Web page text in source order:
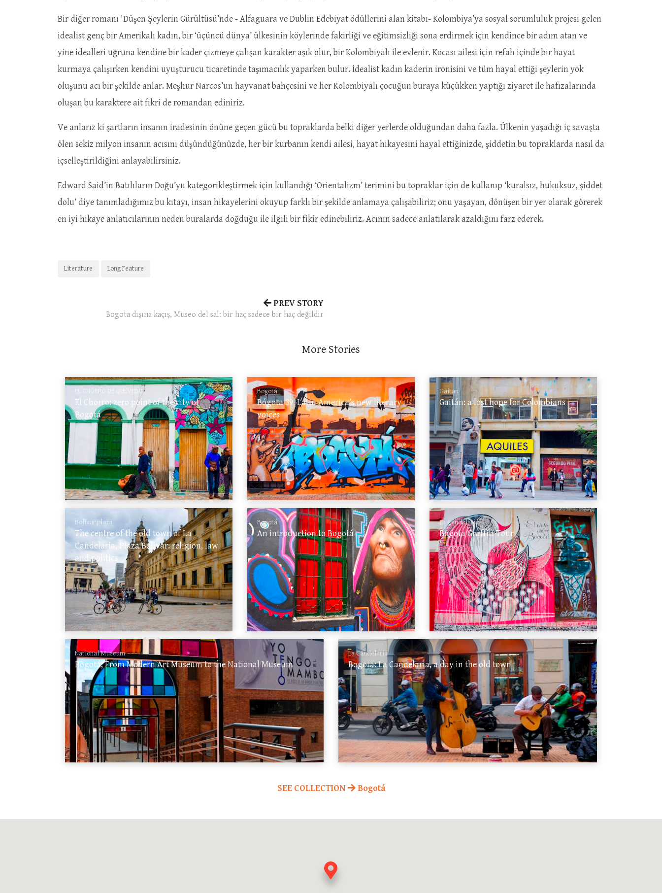
Bir diğer romanı 'Düşen Şeylerin Gürültüsü’nde - Alfaguara ve Dublin Edebiyat ödüllerini alan kitabı- Kolombiya’ya sosyal sorumluluk projesi gelen
idealist genç bir Amerikalı kadın, bir ‘üçüncü dünya’ ülkesinin köylerinde fakirliği ve eğitimsizliği sona erdirmek için kendince bir adım atan ve
yine idealleri uğruna kendine bir kader çizmeye çalışan karakter aşık olur, bir Kolombiyalı ile evlenir. Kocası ailesi için refah içinde bir hayat
kurmaya çalışırken kendini uyuşturucu ticaretinde taşımacılık yaparken bulur. İdealist kadın kaderin ironisini ve tüm hayal ettiği şeylerin yok
oluşunu acı bir şekilde anlar. Meşhur Narcos’un hayvanat bahçesini ve her Kolombiyalı çocuğun buraya küçükken yaptığı ziyaret ile hafızalarında
oluşan bu karaktere ait fikri de romandan ediniriz.
Ve anlarız ki şartların insanın iradesinin önüne geçen gücü bu topraklarda belki diğer yerlerde olduğundan daha fazla. Ülkenin yaşadığı iç savaşta
ölen sekiz milyon insanın acısını düşündüğünüzde, her bir kurbanın kendi ailesi, hayat hikayesini hayal ettiğinizde, şiddetin bu topraklarda nasıl da
içselleştirildiğini anlayabilirsiniz.
Edward Said’in Batılıların Doğu’yu kategorikleştirmek için kullandığı ‘Orientalizm’ terimini bu topraklar için de kullanıp ‘kuralsız, hukuksuz, şiddet
dolu’ diye tanımladığımız bu kıtayı, insan hikayelerini okuyup farklı bir şekilde anlamaya çalışabiliriz; onu yaşayan, dönüşen bir yer olarak görerek
en iyi hikaye anlatıcılarının neden buralarda doğduğu ile ilgili bir fikir edinebiliriz. Acının sadece anlatılarak azaldığını farz ederek.
Literature Long Feature
PREV STORY
Bogota dışına kaçış, Museo del sal: bir haç sadece bir haç değildir
More Stories
EL CHORRO DE QUEVEDO
El Chorro: zero point of the city of
Bogotá
Bogotá
Bógota 39, Latin America’s new literary
voices
Gaitan
Gaitán: a lost hope for Colombians
Bolivar plaza
The centre of the old town of La
Candelaria, Plaza Bolivar: religion, law
and politics
Bogotá
An introduction to Bogotá
La Candelaria
Bogota Graffiti Tour
National Museum
Bogotá, From Modern Art Museum to the National Museum
La Candelaria
Bogota: La Candelaria, a day in the old town
SEE COLLECTION Bogotá